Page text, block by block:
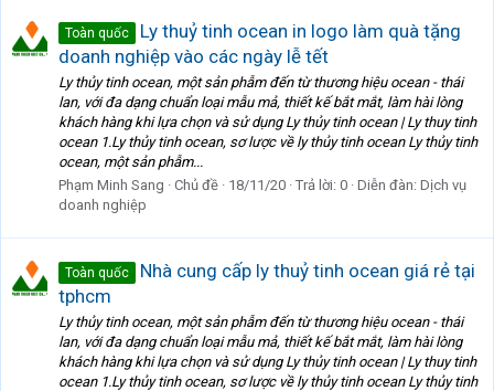
Toàn quốc
Ly thuỷ tinh ocean in logo làm quà tặng
doanh nghiệp vào các ngày lễ tết
Ly thủy tinh ocean, một sản phẫm đến từ thương hiệu ocean - thái
lan, với đa dạng chuẩn loại mẫu mả, thiết kế bắt mắt, làm hài lòng
khách hàng khi lựa chọn và sử dụng Ly thủy tinh ocean | Ly thuy tinh
ocean 1.Ly thủy tinh ocean, sơ lược về ly thủy tinh ocean Ly thủy tinh
ocean, một sản phẫm...
Phạm Minh Sang
Chủ đề 18/11/20 Trả lời: 0 Diễn đàn: Dịch vụ
doanh nghiệp
Toàn quốc
Nhà cung cấp ly thuỷ tinh ocean giá rẻ tại
tphcm
Ly thủy tinh ocean, một sản phẫm đến từ thương hiệu ocean - thái
lan, với đa dạng chuẩn loại mẫu mả, thiết kế bắt mắt, làm hài lòng
khách hàng khi lựa chọn và sử dụng Ly thủy tinh ocean | Ly thuy tinh
ocean 1.Ly thủy tinh ocean, sơ lược về ly thủy tinh ocean Ly thủy tinh